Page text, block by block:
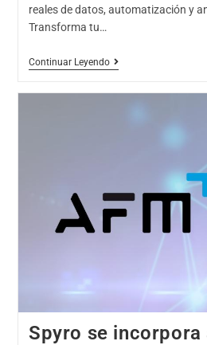
reales de datos, automatización y
Transforma tu…
Continuar Leyendo
Spyro se incorpora